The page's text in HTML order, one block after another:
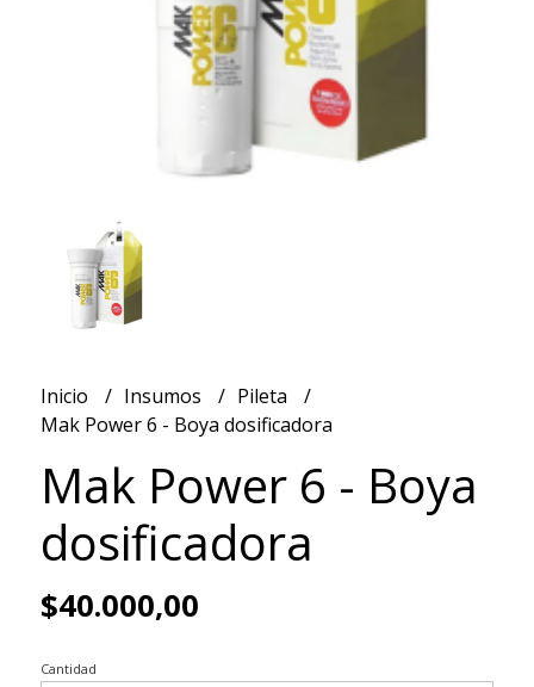
Inicio Insumos
Pileta
Mak Power 6 - Boya dosificadora
Mak Power 6 - Boya
dosificadora
$40.000,00
Cantidad